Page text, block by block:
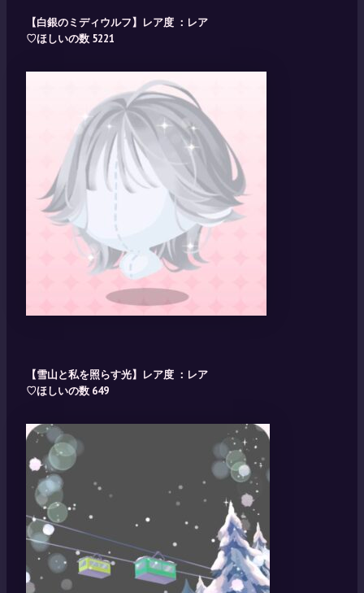
【白銀のミディウルフ】レア度 ：レア
♡ほしいの数 5221
【雪山と私を照らす光】レア度 ：レア
♡ほしいの数 649